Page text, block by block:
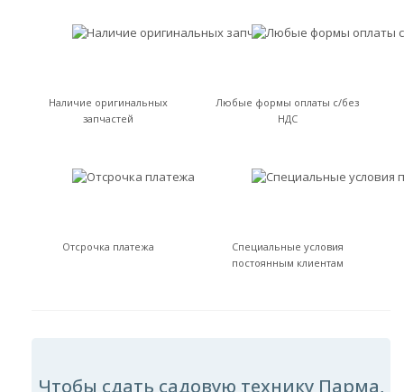
Наличие оригинальных
запчастей
Любые формы оплаты с/без
НДС
Отсрочка платежа
Специальные условия
постоянным клиентам
Чтобы сдать садовую технику Парма,